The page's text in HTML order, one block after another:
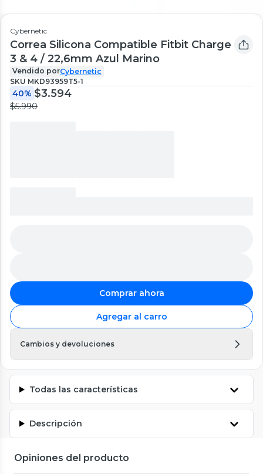
Cybernetic
Correa Silicona Compatible Fitbit Charge
3 & 4 / 22,6mm Azul Marino
Vendido porCybernetic
SKU MKD93959T5-1
40% $3.594
$5.990
Comprar ahora
Agregar al carro
Cambios y devoluciones
Todas las características
Descripción
Opiniones del producto